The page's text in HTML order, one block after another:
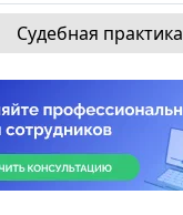
Судебная практика